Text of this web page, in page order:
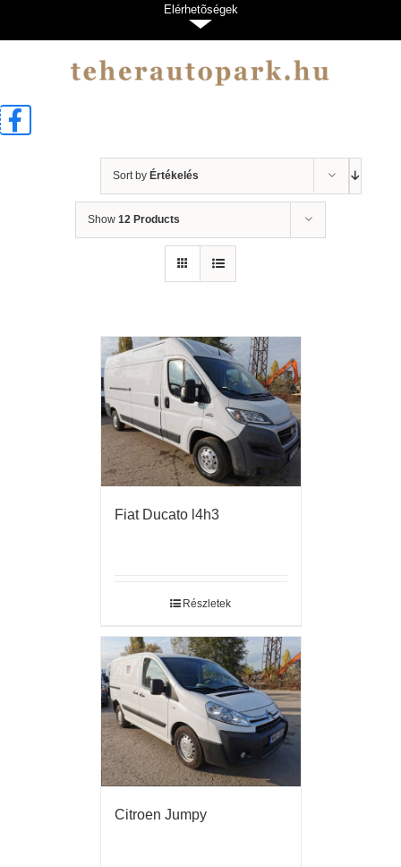
Sort by Értékelés
Show 12 Products
Fiat Ducato l4h3
Részletek
Citroen Jumpy
Elérhetõségek